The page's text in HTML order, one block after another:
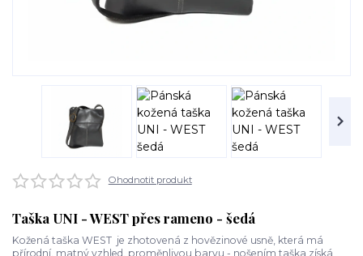
Ohodnotit produkt
Taška UNI - WEST přes rameno - šedá
Kožená taška WEST je zhotovená z hovězinové usně, která má
přírodní, matný vzhled, proměnlivou barvu - nošením taška získá